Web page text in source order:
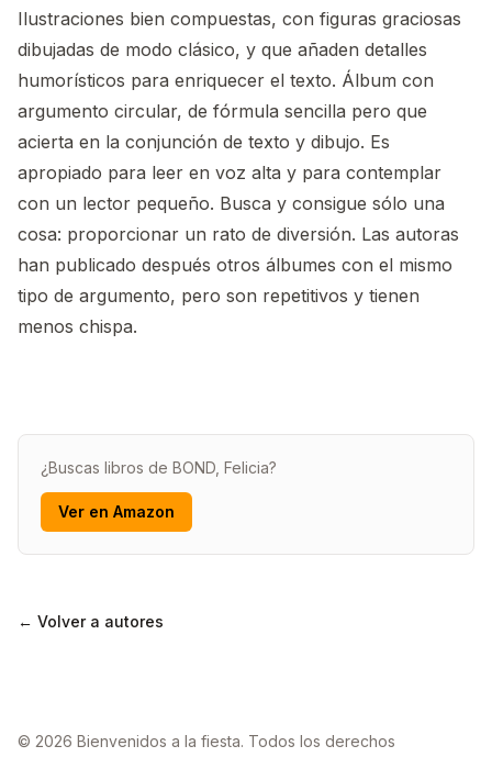
Ilustraciones bien compuestas, con figuras graciosas
dibujadas de modo clásico, y que añaden detalles
humorísticos para enriquecer el texto. Álbum con
argumento circular, de fórmula sencilla pero que
acierta en la conjunción de texto y dibujo. Es
apropiado para leer en voz alta y para contemplar
con un lector pequeño. Busca y consigue sólo una
cosa: proporcionar un rato de diversión. Las autoras
han publicado después otros álbumes con el mismo
tipo de argumento, pero son repetitivos y tienen
menos chispa.
¿Buscas libros de BOND, Felicia?
Ver en Amazon
← Volver a autores
© 2026 Bienvenidos a la fiesta. Todos los derechos